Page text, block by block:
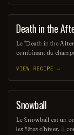
Highlands écossais.
qui recherchent une
COCKTAIL
Death in the
Le "Death in the
combinant du
pétillante et
gustative unique. Sa
une boisson
VIEW RECIPE →
ORDINARY DRINK
Snowball
Le Snowball est un
les fêtes d'hiver. Il